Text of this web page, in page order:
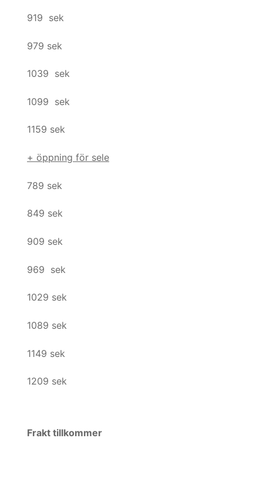
919 sek
979 sek
1039 sek
1099 sek
1159 sek
+ öppning för sele
789 sek
849 sek
909 sek
969 sek
1029 sek
1089 sek
1149 sek
1209 sek
Frakt tillkommer